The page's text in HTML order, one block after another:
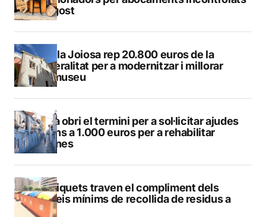
a l’agost
La Vila Joiosa rep 20.800 euros de la
Generalitat per a modernitzar i millorar
Vilamuseu
Altea obri el termini per a sol·licitar ajudes
de fins a 1.000 euros per a rehabilitar
façanes
Els piquets traven el compliment dels
serveis mínims de recollida de residus a
Calp